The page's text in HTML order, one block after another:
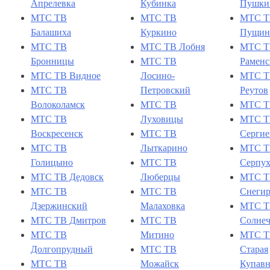
Апрелевка
МТС ТВ
Балашиха
МТС ТВ
Бронницы
МТС ТВ Видное
МТС ТВ
Волоколамск
МТС ТВ
Воскресенск
МТС ТВ
Голицыно
МТС ТВ Дедовск
МТС ТВ
Дзержинский
МТС ТВ Дмитров
МТС ТВ
Долгопрудный
МТС ТВ
Кубинка
МТС ТВ
Куркино
МТС ТВ Лобня
МТС ТВ
Лосино-
Петровский
МТС ТВ
Луховицы
МТС ТВ
Лыткарино
МТС ТВ
Люберцы
МТС ТВ
Малаховка
МТС ТВ
Митино
МТС ТВ
Можайск
МТС
МТС
МТС
Реутов
МТС
МТС
МТС
МТС
МТС
МТС
Старая